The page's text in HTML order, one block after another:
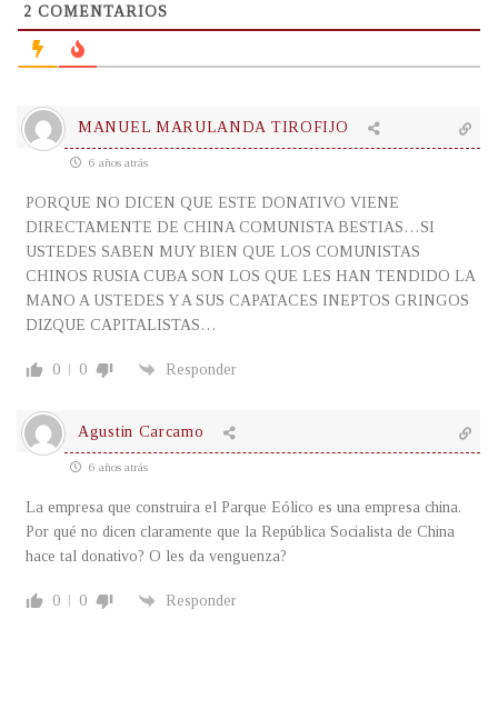
2 COMENTARIOS
MANUEL MARULANDA TIROFIJO
6 años atrás
PORQUE NO DICEN QUE ESTE DONATIVO VIENE
DIRECTAMENTE DE CHINA COMUNISTA BESTIAS…SI
USTEDES SABEN MUY BIEN QUE LOS COMUNISTAS
CHINOS RUSIA CUBA SON LOS QUE LES HAN TENDIDO LA
MANO A USTEDES Y A SUS CAPATACES INEPTOS GRINGOS
DIZQUE CAPITALISTAS…
0 0 Responder
Agustin Carcamo
6 años atrás
La empresa que construira el Parque Eólico es una empresa china.
Por qué no dicen claramente que la República Socialista de China
hace tal donativo? O les da venguenza?
0 0 Responder